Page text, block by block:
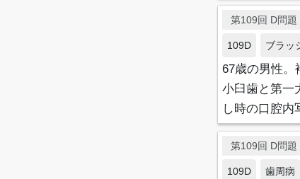
第109回 D問
109D ブラッ
67歳の男性。
小臼歯と第一
し時の口腔内
第109回 D問
109D 歯周病